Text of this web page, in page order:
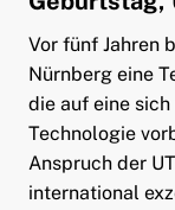
Menü
Menü
Vor fünf Jahren
Nürnberg eine
die auf eine
Technologie
Anspruch der
international